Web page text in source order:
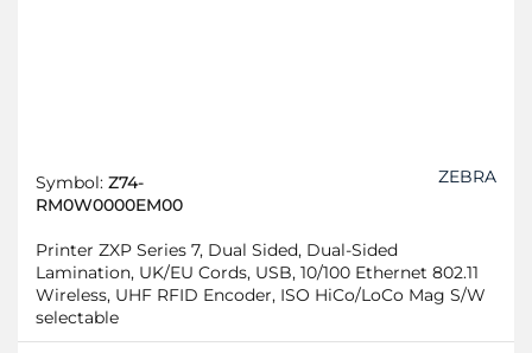
Symbol: Z74-
RM0W0000EM00
ZEBRA
Printer ZXP Series 7, Dual Sided, Dual-Sided
Lamination, UK/EU Cords, USB, 10/100 Ethernet 802.11
Wireless, UHF RFID Encoder, ISO HiCo/LoCo Mag S/W
selectable